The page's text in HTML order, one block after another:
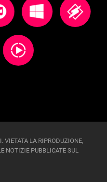
LA RIPRODUZIONE,
NOTIZIE PUBBLICATE SUL